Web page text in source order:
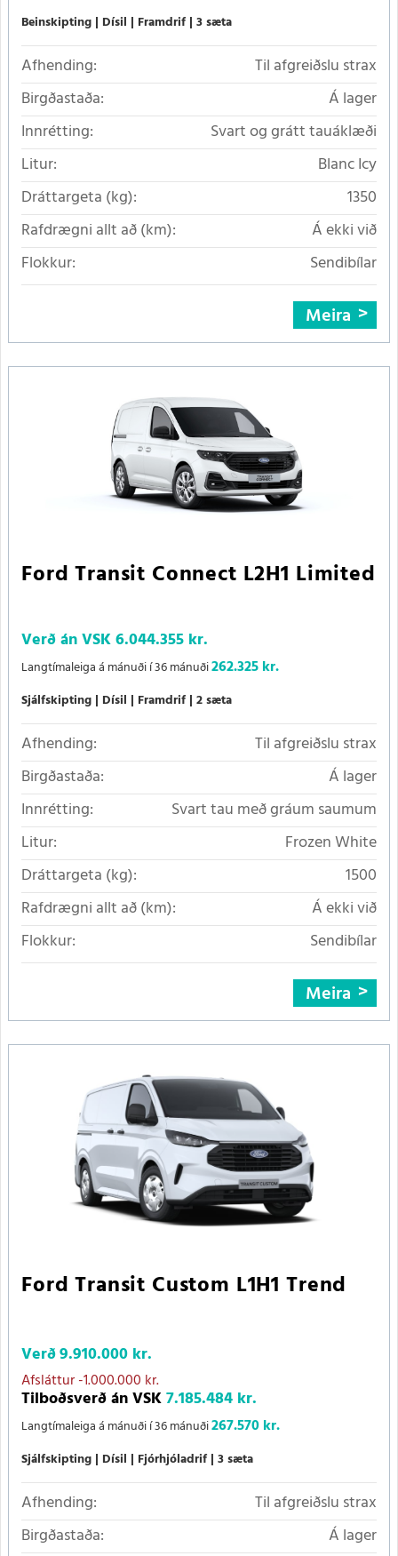
Beinskipting Dísil Framdrif 3 sæta
Afhending:
Til afgreiðslu strax
Birgðastaða:
Á lager
Innrétting:
Svart og grátt tauáklæði
Litur:
Blanc Icy
Dráttargeta (kg):
1350
Rafdrægni allt að (km):
Á ekki við
Flokkur:
Sendibílar
Meira
Ford Transit Connect L2H1 Limited
Verð án VSK6.044.355 kr.
Langtímaleiga á mánuði í 36 mánuði262.325 kr.
Sjálfskipting Dísil Framdrif 2 sæta
Afhending:
Til afgreiðslu strax
Birgðastaða:
Á lager
Innrétting:
Svart tau með gráum saumum
Litur:
Frozen White
Dráttargeta (kg):
1500
Rafdrægni allt að (km):
Á ekki við
Flokkur:
Sendibílar
Meira
Ford Transit Custom L1H1 Trend
Verð9.910.000 kr.
Afsláttur-1.000.000 kr.
Tilboðsverð án VSK7.185.484 kr.
Langtímaleiga á mánuði í 36 mánuði267.570 kr.
Sjálfskipting Dísil Fjórhjóladrif 3 sæta
Afhending:
Til afgreiðslu strax
Birgðastaða:
Á lager